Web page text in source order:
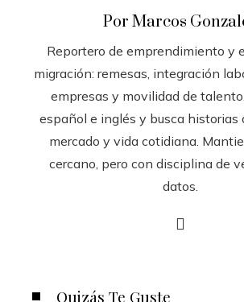
Por Marcos
Reportero de emprendimiento y
migración: remesas, integración
empresas y movilidad de
español e inglés y busca historias
mercado y vida cotidiana.
cercano, pero con disciplina de
datos.
Quizás Te Guste